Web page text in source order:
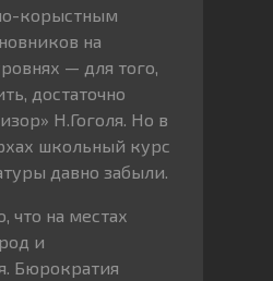
корыстным
на
— для того,
достаточно
Н.Гоголя. Но в
школьный курс
давно забыли.
что на местах
и
Бюрократия